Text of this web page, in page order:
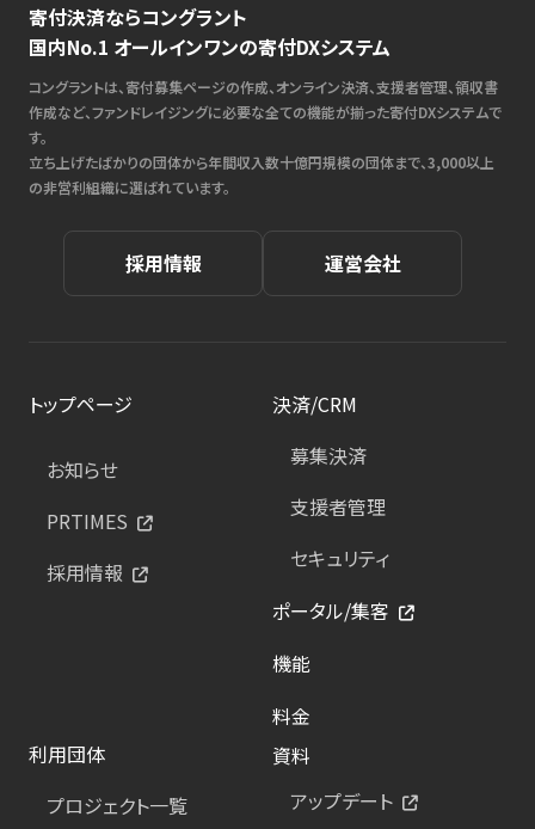
寄付決済ならコングラント
国内No.1 オールインワンの寄付DXシステム
コングラントは、寄付募集ページの作成、オンライン決済、支援者管理、領収書
作成など、ファンドレイジングに必要な全ての機能が揃った寄付DXシステムで
す。
立ち上げたばかりの団体から年間収入数十億円規模の団体まで、3,000以上
の非営利組織に選ばれています。
採用情報 運営会社
トップページ
お知らせ
PRTIMES
採用情報
決済/CRM
募集決済
支援者管理
セキュリティ
ポータル/集客
機能
料金
利用団体
プロジェクト一覧
資料
アップデート